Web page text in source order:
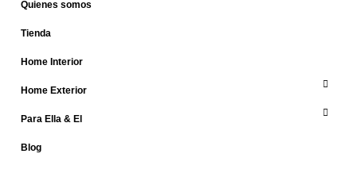
Quienes somos
Tienda
Home Interior
Home Exterior
Para Ella & El
Blog